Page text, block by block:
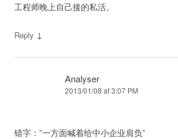
工程师晚上自己接的私活。
Reply ↓
Analyser
2013/01/08 at 3:07 PM
错字：”一方面喊着给中小企业肩负”